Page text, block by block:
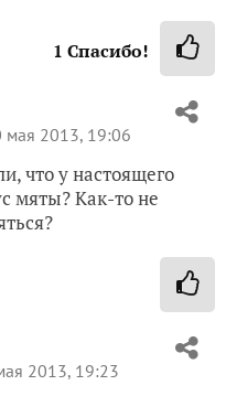
1 Спасибо!
мая 2013, 19:06
что у настоящего
мяты? Как-то не
2013, 19:23